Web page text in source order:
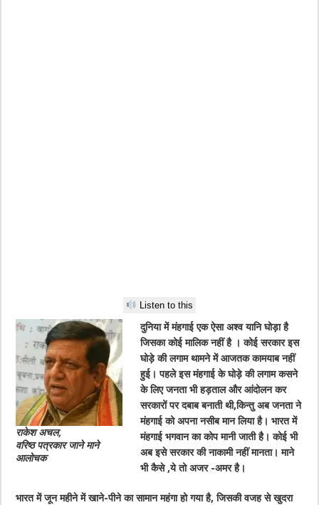
Listen to this
राकेश अचल,
वरिष्ठ पत्रकार जाने माने
आलोचक
दुनिया में मंहगाई एक ऐसा अश्व यानि घोड़ा है
जिसका कोई मालिक नहीं है । कोई सरकार इस
घोड़े की लगाम थामने में आजतक कामयाब नहीं
हुई। पहले इस मंहगाई के घोड़े की लगाम कसने
के लिए जनता भी हड़ताल और आंदोलन कर
सरकारों पर दबाब बनाती थी,किन्तु अब जनता ने
मंहगाई को अपना नसीब मान लिया है। भारत में
मंहगाई भगवान का कोप मानी जाती है। कोई भी
अब इसे सरकार की नाकामी नहीं मानता। माने
भी कैसे ,ये तो अजर -अमर है।
भारत में जून महीने में खाने-पीने का सामान महंगा हो गया है, जिसकी वजह से खुदरा